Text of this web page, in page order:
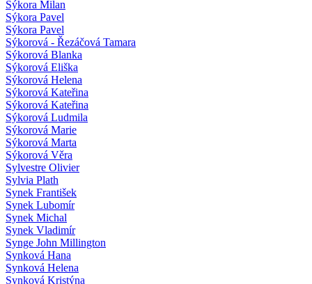
Sýkora Milan
Sýkora Pavel
Sýkora Pavel
Sýkorová - Řezáčová Tamara
Sýkorová Blanka
Sýkorová Eliška
Sýkorová Helena
Sýkorová Kateřina
Sýkorová Kateřina
Sýkorová Ludmila
Sýkorová Marie
Sýkorová Marta
Sýkorová Věra
Sylvestre Olivier
Sylvia Plath
Synek František
Synek Lubomír
Synek Michal
Synek Vladimír
Synge John Millington
Synková Hana
Synková Helena
Synková Kristýna